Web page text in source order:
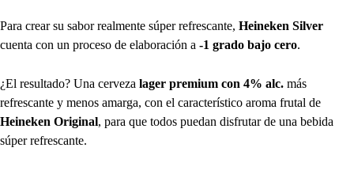
Para crear su sabor realmente súper refrescante, Heineken Silver
cuenta con un proceso de elaboración a -1 grado bajo cero.
¿El resultado? Una cerveza lager premium con 4% alc. más
refrescante y menos amarga, con el característico aroma frutal de
Heineken Original, para que todos puedan disfrutar de una bebida
súper refrescante.